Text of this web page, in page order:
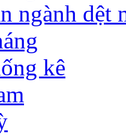
ngành dệt
kê